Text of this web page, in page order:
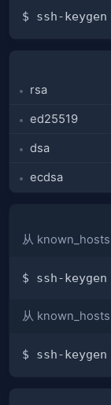
$ ssh-keygen
rsa
ed25519
dsa
ecdsa
从
$ ssh-keygen
从
$ ssh-keygen